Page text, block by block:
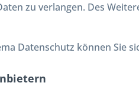
zu verlangen. Des
Datenschutz können Sie